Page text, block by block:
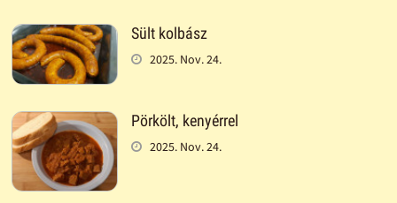
Sült kolbász
2025. Nov. 24.
Pörkölt, kenyérrel
2025. Nov. 24.